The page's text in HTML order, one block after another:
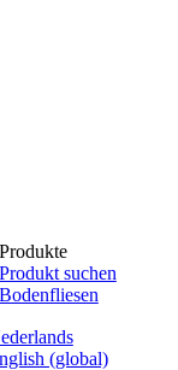
(global)
Produkte
Produkt suchen
Bodenfliesen